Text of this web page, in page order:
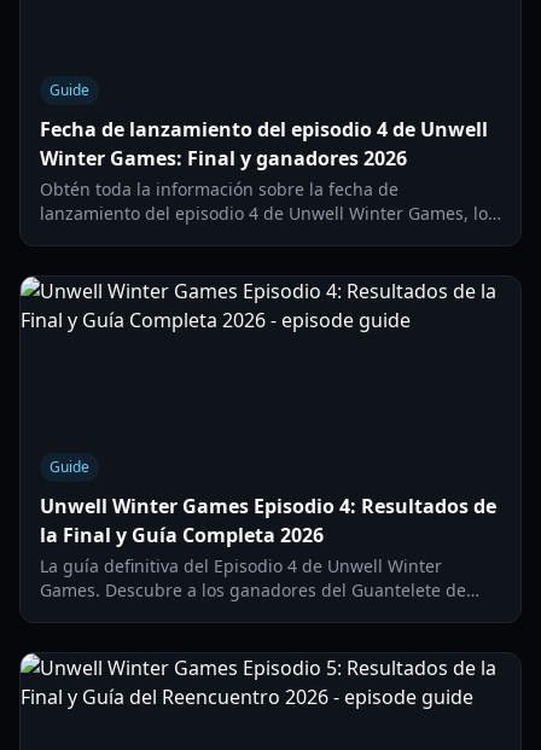
Guide
Fecha de lanzamiento del episodio 4 de Unwell
Winter Games: Final y ganadores 2026
Obtén toda la información sobre la fecha de
lanzamiento del episodio 4 de Unwell Winter Games, los
Guide
Unwell Winter Games Episodio 4: Resultados de
la Final y Guía Completa 2026
La guía definitiva del Episodio 4 de Unwell Winter
Games. Descubre a los ganadores del Guantelete de